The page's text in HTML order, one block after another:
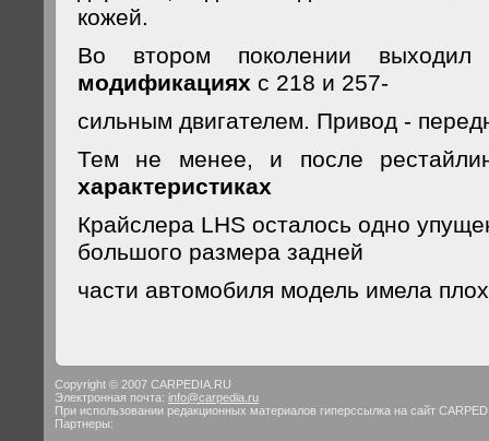
кожей.
Во втором поколении
модификациях с 218 и 257-
сильным двигателем. Привод -
Тем не менее, и после
характеристиках
Крайслера LHS осталось одно
большого размера задней
части автомобиля модель имела
Copyright © 2007 CARPEDIA.RU
Электронная почта: info@carpedia.ru
При использовании редакционных материалов гиперссылка на сайт
Партнеры: